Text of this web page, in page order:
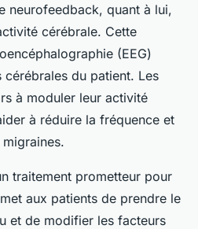
neurofeedback, quant à lui,
cérébrale. Cette
(EEG)
du patient. Les
à moduler leur activité
à réduire la fréquence et
migraines.
traitement prometteur pour
aux patients de prendre le
et de modifier les facteurs